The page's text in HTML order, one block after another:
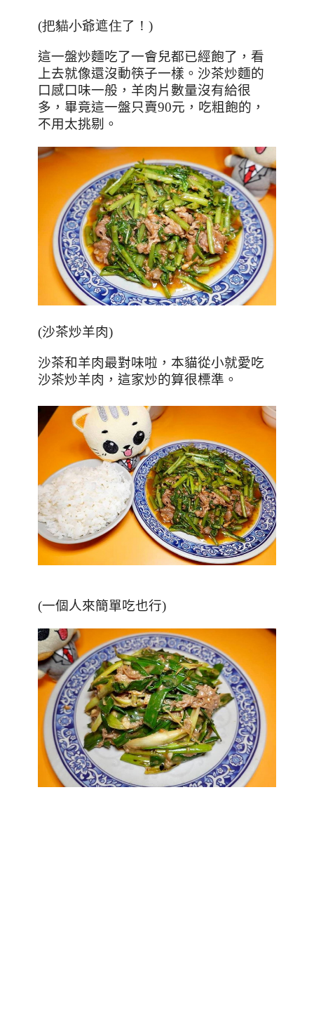
(把貓小爺遮住了！ )
這一盤炒麵吃了一會兒都已經飽了，看
上去就像還沒動筷子一樣。沙茶炒麵的
口感口味一般，羊肉片數量沒有給很
多，畢竟這一盤只賣90元，吃粗飽的，
不用太挑剔。
(沙茶炒羊肉)
沙茶和羊肉最對味啦，本貓從小就愛吃
沙茶炒羊肉，這家炒的算很標準。
(一個人來簡單吃也行)